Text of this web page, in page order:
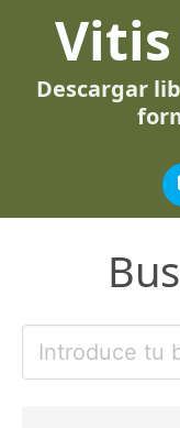
Descargar